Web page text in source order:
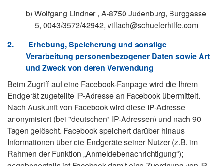
b) Wolfgang Lindner , A-8750 Judenburg, Burggasse
5, 0043/3572/42942, villach@schuelerhilfe.com
2.
Erhebung, Speicherung und sonstige
Verarbeitung personenbezogener Daten sowie Art
und Zweck von deren Verwendung
Beim Zugriff auf eine Facebook-Fanpage wird die Ihrem
Endgerät zugeteilte IP-Adresse an Facebook übermittelt.
Nach Auskunft von Facebook wird diese IP-Adresse
anonymisiert (bei "deutschen" IP-Adressen) und nach 90
Tagen gelöscht. Facebook speichert darüber hinaus
Informationen über die Endgeräte seiner Nutzer (z.B. im
Rahmen der Funktion „Anmeldebenachrichtigung“);